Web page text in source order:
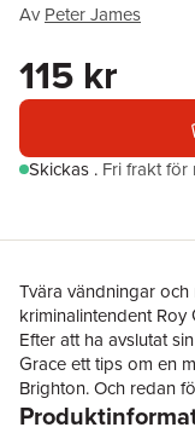
Av Peter James
115 kr
Skickas . Fri frakt
Tvära vändningar
kriminalintendent Roy
Efter att ha avslutat
Grace ett tips om en
Brighton. Och redan
kallas han till vad